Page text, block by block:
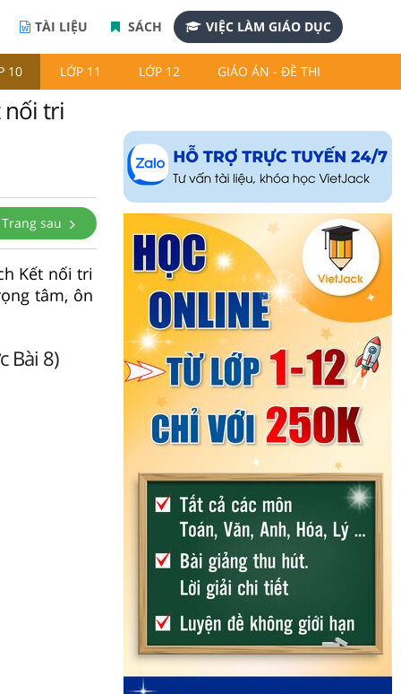
TÀI LIỆU SÁCH VIỆC LÀM GIÁO DỤC
10 LỚP 11 LỚP 12 GIÁO ÁN - ĐỀ THI
nối tri
Trang sau
Kết nối tri
tâm, ôn
Bài 8)